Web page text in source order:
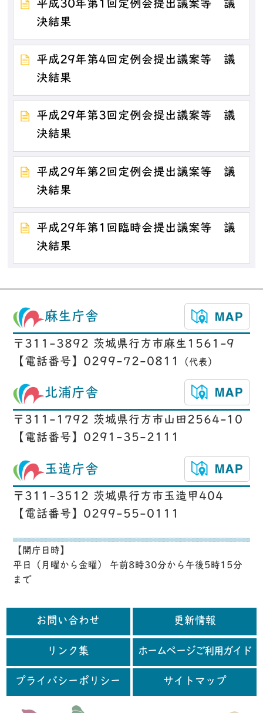
平成30年第1回定例会提出議案等 議
決結果
平成29年第4回定例会提出議案等 議
決結果
平成29年第3回定例会提出議案等 議
決結果
平成29年第2回定例会提出議案等 議
決結果
平成29年第1回臨時会提出議案等 議
決結果
麻生庁舎
〒311-3892 茨城県行方市麻生1561-9
【電話番号】0299-72-0811
（代表）
北浦庁舎
〒311-1792 茨城県行方市山田2564-10
【電話番号】0291-35-2111
玉造庁舎
〒311-3512 茨城県行方市玉造甲404
【電話番号】0299-55-0111
【開庁日時】
平日（月曜から金曜） 午前8時30分から午後5時15分
まで
お問い合わせ 更新情報
リンク集 ホームページご利用ガイド
プライバシーポリシー サイトマップ